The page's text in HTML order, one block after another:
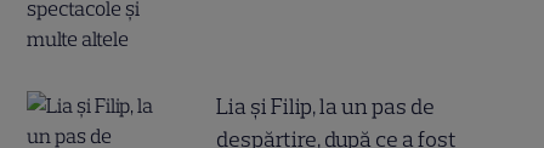
Lia și Filip, la un pas de
despărțire, după ce a fost